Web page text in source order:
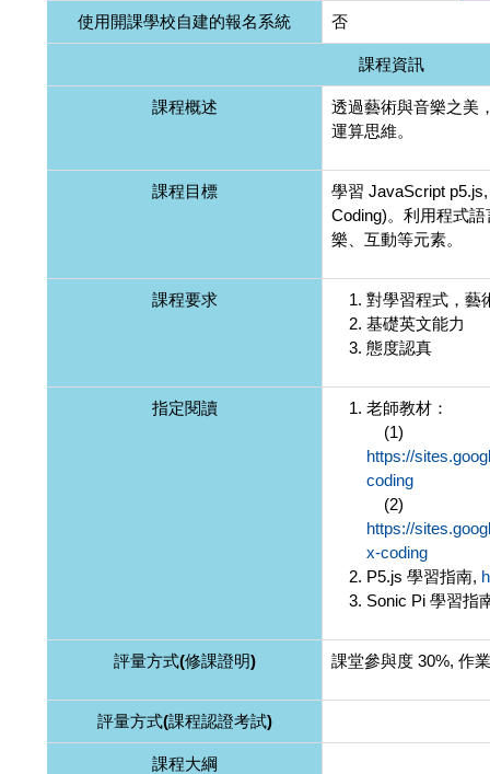
使用開課學校自建的報名系統 否
課程資訊
課程概述
透過藝術與音樂之美
運算思維。
課程目標
學習 JavaScript
Coding)。利用程式
樂、互動等元素。
課程要求
對學習程式，藝
基礎英文能力
態度認真
指定閱讀
老師教材：
(1)
https://
coding
(2)
https://
x-coding
P5.js 學習指南,
Sonic Pi 學習指
評量方式(修課證明) 課堂參與度 30%, 作
評量方式(課程認證考試)
課程大綱